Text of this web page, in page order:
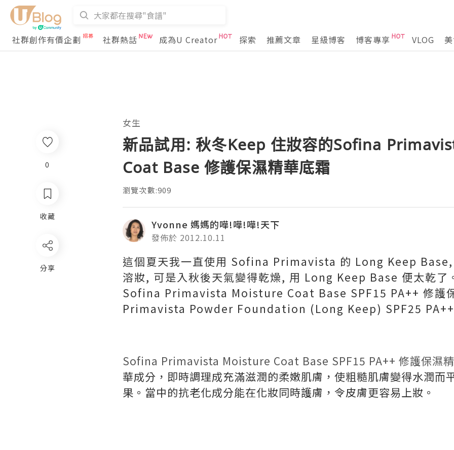
社群創作有價企劃 社群熱話 成為U Creator 探索 推薦文章 星級博客 博客專享 VLOG
女生
新品試用: 秋冬Keep 住妝容的Sofina
Coat Base 修護保濕精華底霜
瀏覽次數:909
Yvonne 媽媽的嘩!嘩!嘩!天下
發佈於 2012.10.11
這個夏天我一直使用 Sofina Primavista 的 Long Keep Base,
溶妝, 可是入秋後天氣變得乾燥, 用 Long Keep Base 便太乾了
Sofina Primavista Moisture Coat Base SPF15 PA++ 修護
Primavista Powder Foundation (Long Keep) SPF25
Sofina Primavista Moisture Coat Base SPF15 PA++ 修護保濕
華成分，即時調理成充滿滋潤的柔嫩肌膚，使粗糙肌膚變得水潤而
果。當中的抗老化成分能在化妝同時護膚，令皮膚更容易上妝。
0
收藏
分享